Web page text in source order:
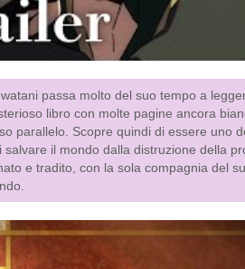
passa molto del suo tempo a
libro con molte pagine ancora
parallelo. Scopre quindi di essere uno
il mondo dalla distruzione della
e tradito, con la sola compagnia del